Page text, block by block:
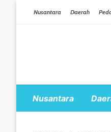
Nusantara Daerah
Nusantara